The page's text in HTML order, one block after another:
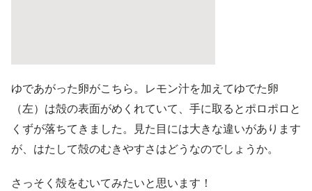
ゆであがった卵がこちら。レモン汁を加えてゆでた卵
（左）は殻の表面がめくれていて、手に取るとポロポロと
くずが落ちてきました。見た目には大きな違いがあります
が、はたして殻のむきやすさはどうなのでしょうか。
さっそく殻をむいてみたいと思います！